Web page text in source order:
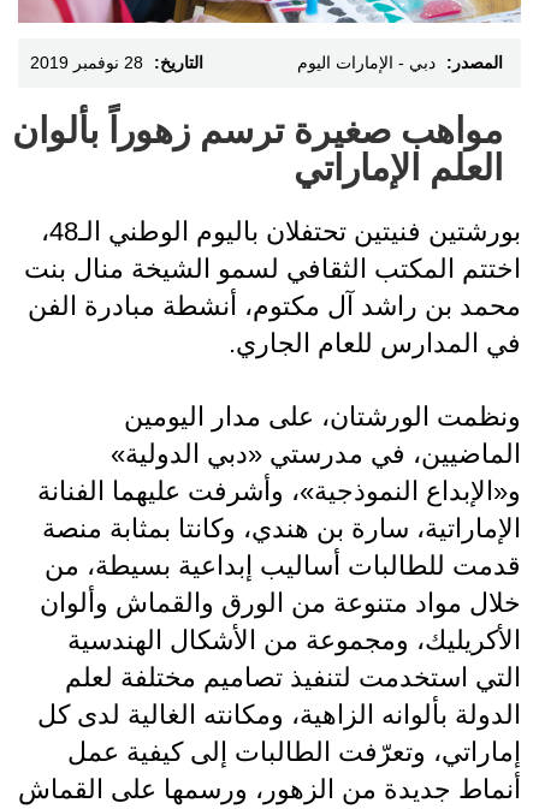
المصدر: دبي - الإمارات اليوم التاريخ: 28 نوفمبر 2019
مواهب صغيرة ترسم زهوراً بألوان
العلم الإماراتي
بورشتين فنيتين تحتفلان باليوم الوطني الـ48،
اختتم المكتب الثقافي لسمو الشيخة منال بنت
محمد بن راشد آل مكتوم، أنشطة مبادرة الفن
في المدارس للعام الجاري.
ونظمت الورشتان، على مدار اليومين
الماضيين، في مدرستي «دبي الدولية»
و«الإبداع النموذجية»، وأشرفت عليهما الفنانة
الإماراتية، سارة بن هندي، وكانتا بمثابة منصة
قدمت للطالبات أساليب إبداعية بسيطة، من
خلال مواد متنوعة من الورق والقماش وألوان
الأكريليك، ومجموعة من الأشكال الهندسية
التي استخدمت لتنفيذ تصاميم مختلفة لعلم
الدولة بألوانه الزاهية، ومكانته الغالية لدى كل
إماراتي، وتعرّفت الطالبات إلى كيفية عمل
أنماط جديدة من الزهور، ورسمها على القماش